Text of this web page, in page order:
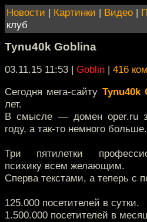
Новости | Картинки | Видео |
клуб
Tynu40k Goblina
03.11.15 11:53 | Goblin | 416
Сегодня мега-сайту Tynu40k
лет.
В смысле — домен oper.ru
году, а так-то немного больше.
Три пятилетки
психику всем желающим.
Сперва текстами, а теперь с
125.000 посетителей в сутки.
1.500.000 посетителей в